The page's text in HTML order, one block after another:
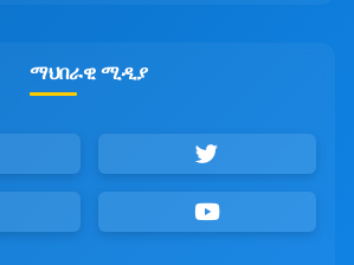
ማህበራዊ ሚዲያ